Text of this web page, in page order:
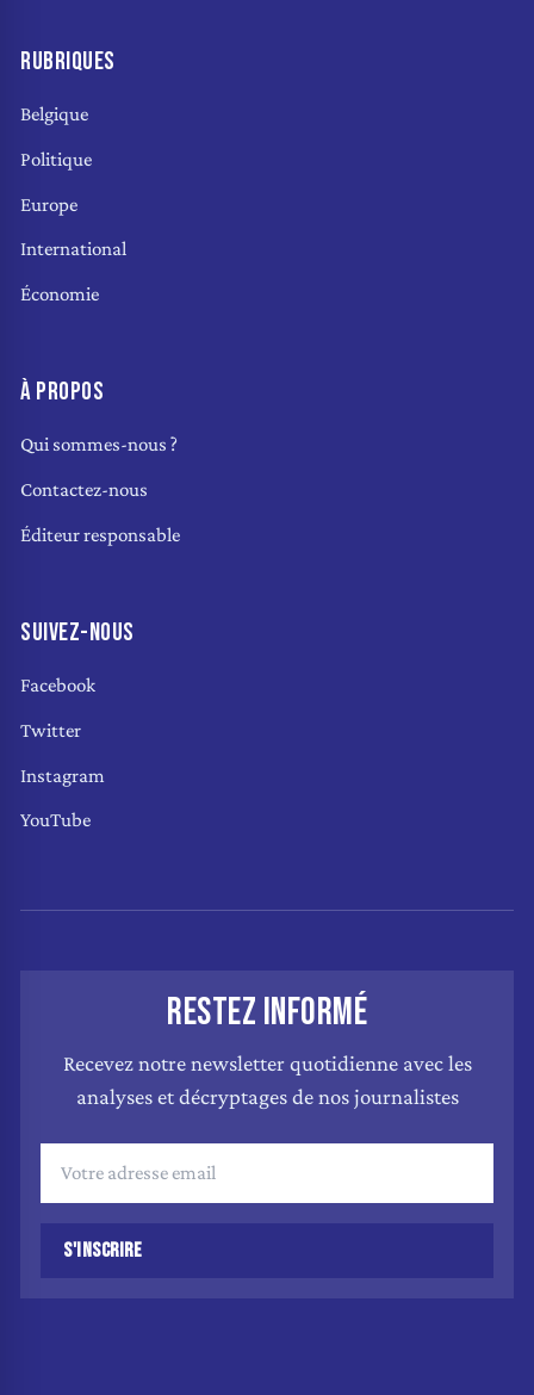
RUBRIQUES
Belgique
Politique
Europe
International
Économie
À PROPOS
Qui sommes-nous ?
Contactez-nous
Éditeur responsable
SUIVEZ-NOUS
Facebook
Twitter
Instagram
YouTube
RESTEZ INFORMÉ
Recevez notre newsletter quotidienne avec les
analyses et décryptages de nos journalistes
S'INSCRIRE